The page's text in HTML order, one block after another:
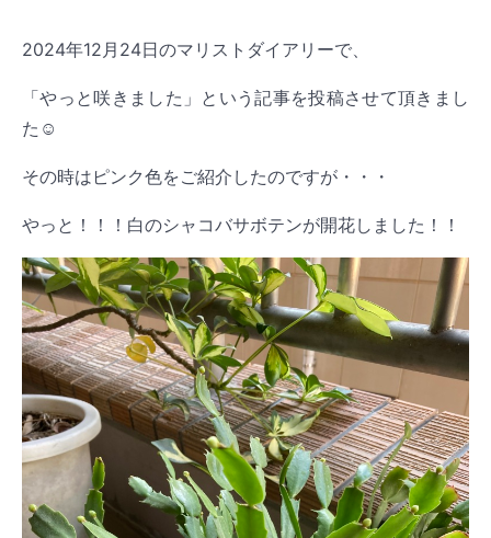
2024年12月24日のマリストダイアリーで、
「やっと咲きました」という記事を投稿させて頂きまし
た☺︎
その時はピンク色をご紹介したのですが・・・
やっと！！！白のシャコバサボテンが開花しました！！